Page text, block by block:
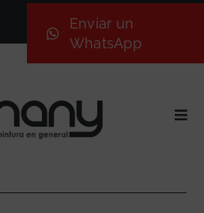
Enviar un
WhatsApp